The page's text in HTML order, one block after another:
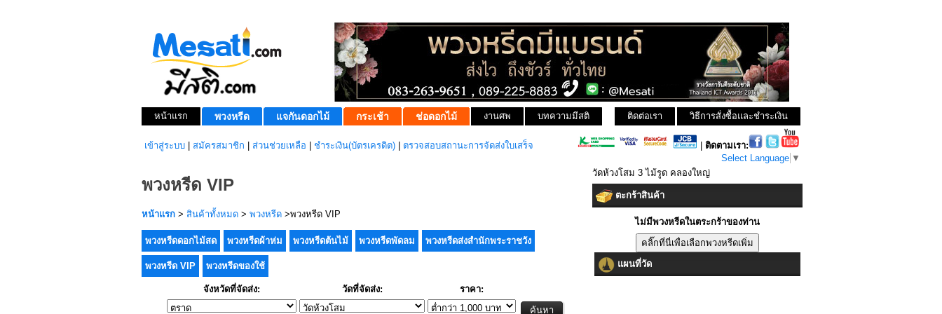
หน้าแรก พวงหรีด แจกันดอกไม้ กระเช้า ช่อดอกไม้ งานศพ บทความมีสติ วิธีการสั่งซื้อและชำระเงิน
ติดต่อเรา
เข้าสู่ระบบ สมัครสมาชิก ส่วนช่วยเหลือ ชำระเงิน(บัตรเครดิต) ตรวจสอบสถานะการจัดส่งใบเสร็จ
ติดตามเรา:
Select Language ▼
พวงหรีด VIP
หน้าแรก > สินค้าทั้งหมด > พวงหรีด >พวงหรีด VIP
พวงหรีดดอกไม้สด พวงหรีดผ้าห่ม พวงหรีดต้นไม้ พวงหรีดพัดลม พวงหรีดส่งสำนักพระราชวัง
พวงหรีด VIP พวงหรีดของใช้
จังหวัดที่จัดส่ง: วัดที่จัดส่ง: ราคา:
วัดห้วงโสม 3 ไม้รูด คลองใหญ่
ตะกร้าสินค้า
ไม่มีพวงหรีดในตระกร้าของท่าน
แผนที่วัด